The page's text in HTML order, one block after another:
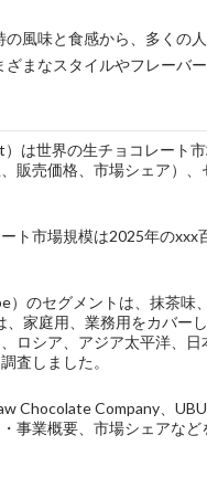
風味と食感から、多くの
まなスタイルやフレーバ
は世界の生チョコレート
販売価格、市場シェア）
ト市場規模は2025年の
）のセグメントは、抹茶
家庭用、業務用をカバー
ロシア、アジア太平洋、
査しました。
Chocolate Company、
事業概要、市場シェアなど